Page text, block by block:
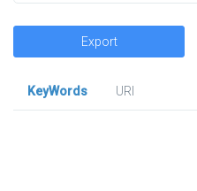
Export
KeyWords
URl